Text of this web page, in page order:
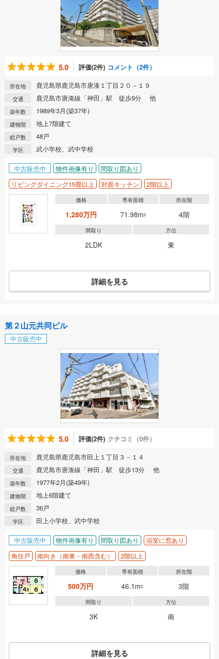
5.0 評価(2件) コメント（2件）
所在地 鹿児島県鹿児島市唐湊１丁目２０－１９
交通 鹿児島市唐湊線「神田」駅 徒歩9分 他
築年数 1989年3月(築37年)
建物階 地上7階建て
総戸数 48戸
学区 武小学校、武中学校
中古販売中 物件画像有り
間取り図あり
リビングダイニング15畳以上
対面キッチン 2階以上
価格
1,280万円
専有面積
71.98m2
所在階
4階
間取り
2LDK
方位
東
詳細を見る
第２山元共同ビル
中古販売中
5.0 評価(2件) クチコミ（0件）
所在地 鹿児島県鹿児島市田上１丁目３－１４
交通 鹿児島市唐湊線「神田」駅 徒歩13分 他
築年数 1977年2月(築49年)
建物階 地上6階建て
総戸数 36戸
学区 田上小学校、武中学校
中古販売中 物件画像有り 間取り図あり
浴室に窓あり
角住戸
南向き（南東・南西含む） 2階以上
価格
500万円
専有面積
46.1m2
所在階
3階
間取り
3K
方位
南
詳細を見る